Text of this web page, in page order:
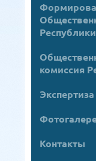
комиссия
Экспертиза
Контакты